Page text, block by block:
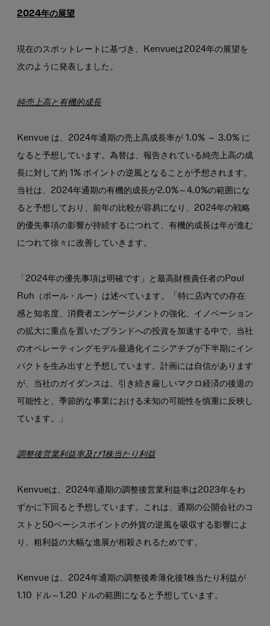
2024年の展望
現在のスポットレートに基づき、Kenvueは2024年の展望を
次のように発表しました。
純売上高と有機的成長
Kenvue は、2024年通期の売上高成長率が 1.0% ～ 3.0% に
なると予想しています。為替は、報告されている純売上高の成
長に対して約 1% ポイントの逆風となることが予想されます。
当社は、2024年通期の有機的成長が2.0%～4.0%の範囲にな
ると予想しており、前年の比較が容易になり、2024年の戦略
的優先事項の影響が持続するにつれて、有機的成長は年が進む
につれて徐々に改善していきます。
「2024年の優先事項は明確です」と最高財務責任者のPaul
Ruh（ポール・ルー）は述べています。「特に店内での存在
感と知名度、消費者エンゲージメントの強化、イノベーション
の拡大に重点を置いたブランドへの投資を加速する中で、当社
のオペレーティングモデル最適化イニシアチブが下半期にイン
パクトを生み出すと予想しています。計画には自信があります
が、当社のガイダンスは、引き続き厳しいマクロ経済の後退の
可能性と、季節的な事業における未知の可能性を慎重に反映し
ています。」
調整後営業利益率及び1株当たり利益
Kenvueは、2024年通期の調整後営業利益率は2023年をわ
ずかに下回ると予想しています。これは、通期の公開会社のコ
ストと50ベーシスポイントの外貨の逆風を吸収する影響によ
り、粗利益の大幅な進展が相殺されるためです。
Kenvue は、2024年通期の調整後希薄化後1株当たり利益が
1.10 ドル～1.20 ドルの範囲になると予想しています。